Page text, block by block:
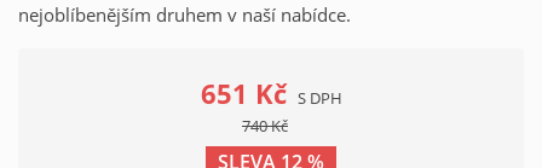
nejoblíbenějším druhem v naší nabídce.
651 Kč S DPH
740 Kč
SLEVA 12 %